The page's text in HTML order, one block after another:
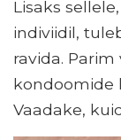
Lisaks
indiviidil,
ravida.
kondoomide
Vaadake,